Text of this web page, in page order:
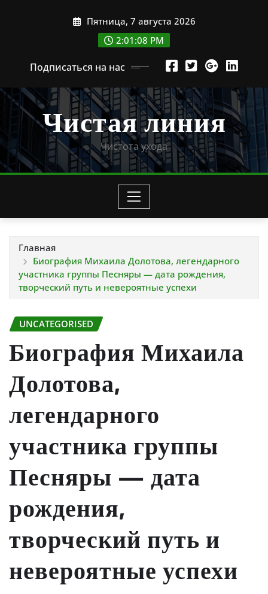
Пятница, 7 августа 2026
2:01:09 PM
Подписаться на нас
Чистая линия
Чистота ухода
Главная
Биография Михаила Долотова, легендарного
участника группы Песняры — дата рождения,
творческий путь и невероятные успехи
UNCATEGORISED
Биография Михаила
Долотова,
легендарного
участника группы
Песняры — дата
рождения,
творческий путь и
невероятные успехи